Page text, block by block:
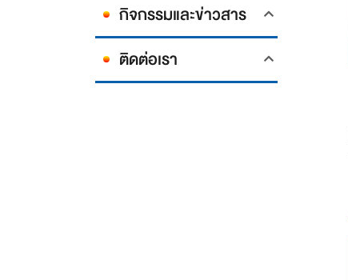
กิจกรรมและข่าวสาร
ติดต่อเรา